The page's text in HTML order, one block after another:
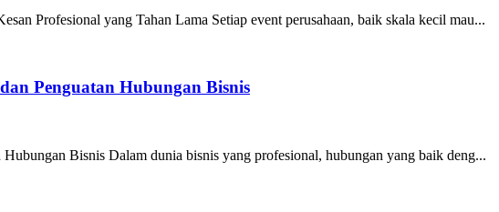
Profesional yang Tahan Lama Setiap event perusahaan, baik skala kecil mau...
Penguatan Hubungan Bisnis
Bisnis Dalam dunia bisnis yang profesional, hubungan yang baik deng...